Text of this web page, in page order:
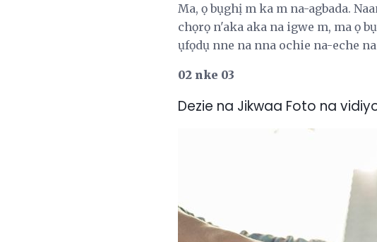
Ma, ọ bụghị m ka m na-agbada.
chọrọ n'aka aka na igwe m, ma ọ
ụfọdụ nne na nna ochie na-eche
02 nke 03
Dezie na Jikwaa Foto na